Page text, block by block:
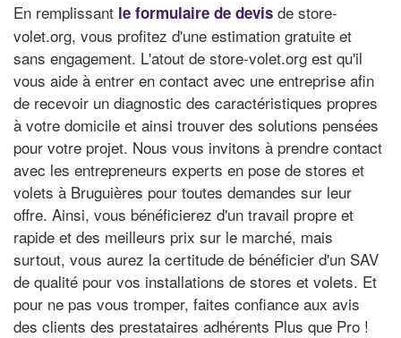
En remplissant le formulaire de devis de store-
volet.org, vous profitez d'une estimation gratuite et
sans engagement. L'atout de store-volet.org est qu'il
vous aide à entrer en contact avec une entreprise afin
de recevoir un diagnostic des caractéristiques propres
à votre domicile et ainsi trouver des solutions pensées
pour votre projet. Nous vous invitons à prendre contact
avec les entrepreneurs experts en pose de stores et
volets à Bruguières pour toutes demandes sur leur
offre. Ainsi, vous bénéficierez d'un travail propre et
rapide et des meilleurs prix sur le marché, mais
surtout, vous aurez la certitude de bénéficier d'un SAV
de qualité pour vos installations de stores et volets. Et
pour ne pas vous tromper, faites confiance aux avis
des clients des prestataires adhérents Plus que Pro !